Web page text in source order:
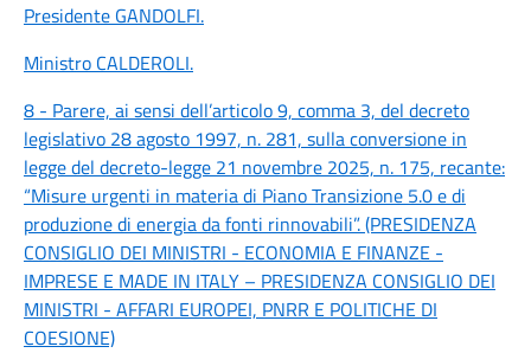
Presidente GANDOLFI.
Ministro CALDEROLI.
8 - Parere, ai sensi dell’articolo 9, comma 3, del decreto
legislativo 28 agosto 1997, n. 281, sulla conversione in
legge del decreto-legge 21 novembre 2025, n. 175, recante:
“Misure urgenti in materia di Piano Transizione 5.0 e di
produzione di energia da fonti rinnovabili”. (PRESIDENZA
CONSIGLIO DEI MINISTRI - ECONOMIA E FINANZE -
IMPRESE E MADE IN ITALY – PRESIDENZA CONSIGLIO DEI
MINISTRI - AFFARI EUROPEI, PNRR E POLITICHE DI
COESIONE)